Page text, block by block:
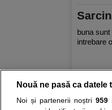
buna
intrebare
Nouă ne pasă ca
Noi și partenerii noștri 959